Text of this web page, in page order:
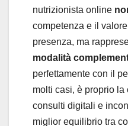
nutrizionista online
competenza e il
presenza, ma
modalità
perfettamente con il
molti casi, è proprio la
consulti digitali e
miglior equilibrio tra